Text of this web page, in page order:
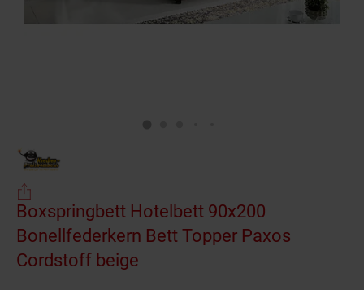
Boxspringbett Hotelbett 90x200
Bonellfederkern Bett Topper Paxos
Cordstoff beige